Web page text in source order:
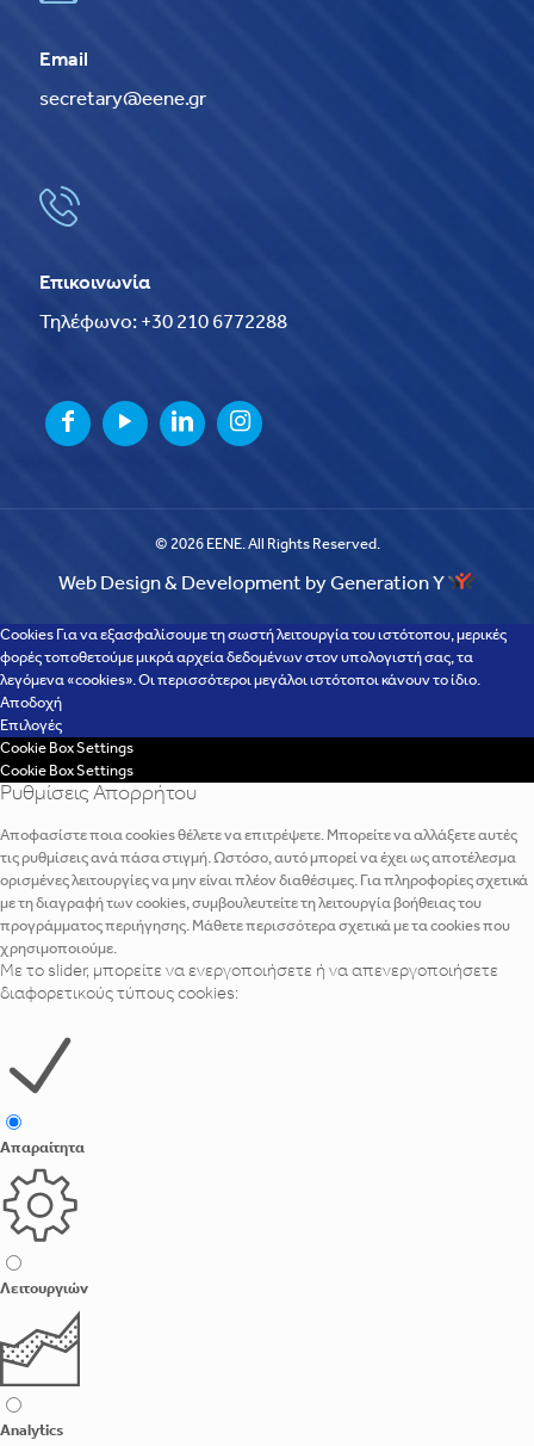
Email
secretary@eene.gr
Επικοινωνία
Τηλέφωνο: +30 210 6772288
© 2026 EENE. All Rights Reserved.
Web Design & Development by Generation Y
Cookies Για να εξασφαλίσουμε τη σωστή λειτουργία του ιστότοπου, μερικές
φορές τοποθετούμε μικρά αρχεία δεδομένων στον υπολογιστή σας, τα
λεγόμενα «cookies». Οι περισσότεροι μεγάλοι ιστότοποι κάνουν το ίδιο.
Αποδοχή
Επιλογές
Cookie Box Settings
Cookie Box Settings
Ρυθμίσεις Απορρήτου
Αποφασίστε ποια cookies θέλετε να επιτρέψετε. Μπορείτε να αλλάξετε αυτές
τις ρυθμίσεις ανά πάσα στιγμή. Ωστόσο, αυτό μπορεί να έχει ως αποτέλεσμα
ορισμένες λειτουργίες να μην είναι πλέον διαθέσιμες. Για πληροφορίες σχετικά
με τη διαγραφή των cookies, συμβουλευτείτε τη λειτουργία βοήθειας του
προγράμματος περιήγησης. Μάθετε περισσότερα σχετικά με τα cookies που
χρησιμοποιούμε.
Με το slider, μπορείτε να ενεργοποιήσετε ή να απενεργοποιήσετε
διαφορετικούς τύπους cookies:
Απαραίτητα
Λειτουργιών
Analytics